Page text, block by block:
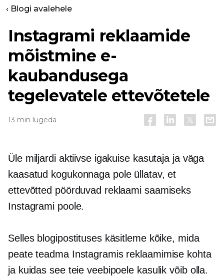
‹ Blogi avalehele
Instagrami reklaamide
mõistmine e-
kaubandusega
tegelevatele ettevõtetele
13 min lugeda
Üle miljardi aktiivse igakuise kasutaja ja väga
kaasatud kogukonnaga pole üllatav, et
ettevõtted pöörduvad reklaami saamiseks
Instagrami poole.
Selles blogipostituses käsitleme kõike, mida
peate teadma Instagramis reklaamimise kohta
ja kuidas see teie veebipoele kasulik võib olla.